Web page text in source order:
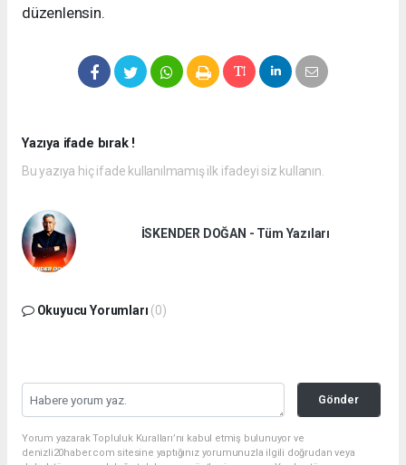
düzenlensin.
Yazıya ifade bırak !
Bu yazıya hiç ifade kullanılmamış ilk ifadeyi siz kullanın.
İSKENDER DOĞAN - Tüm Yazıları
Okuyucu Yorumları (0)
Gönder
Yorum yazarak Topluluk Kuralları’nı kabul etmiş bulunuyor ve
denizli20haber.com sitesine yaptığınız yorumunuzla ilgili doğrudan veya